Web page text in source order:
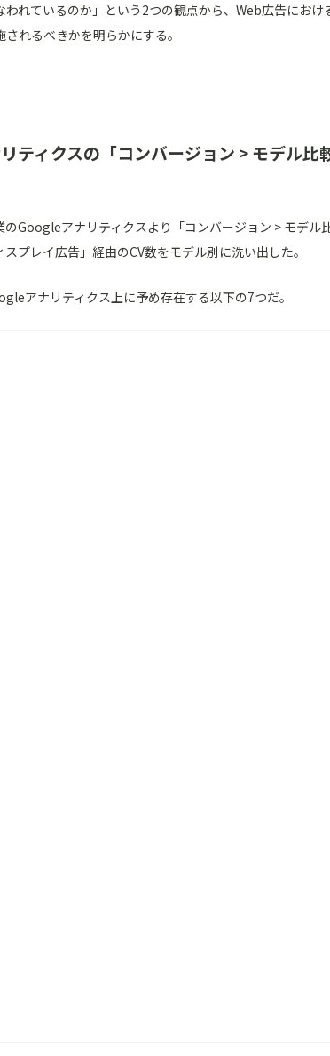
われているのか」という2つの観点から、Web広告にお
れるべきかを明らかにする。
ティクスの「コンバージョン > モデル
Googleアナリティクスより「コンバージョン > モデ
プレイ広告」経由のCV数をモデル別に洗い出した。
アナリティクス上に予め存在する以下の7つだ。